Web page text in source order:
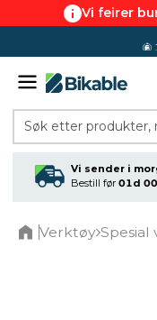
Vi feirer
Søk etter produkter,
Vi sender i
Bestill før 01d
Verktøy Spesial